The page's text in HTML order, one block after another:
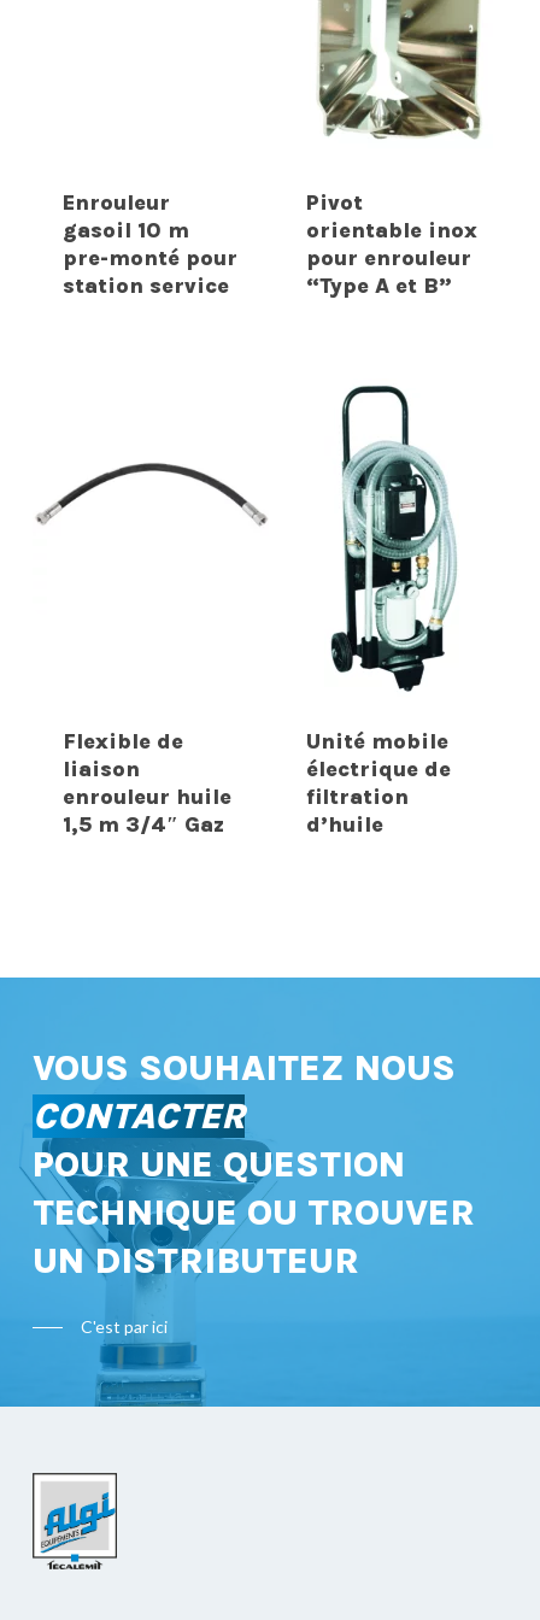
Enrouleur
gasoil 10 m
pre-monté pour
station service
Pivot
orientable inox
pour enrouleur
“Type A et B”
Flexible de
liaison
enrouleur huile
1,5 m 3/4″ Gaz
Unité mobile
électrique de
filtration
d’huile
VOUS SOUHAITEZ NOUS
CONTACTER
POUR UNE QUESTION
TECHNIQUE OU TROUVER
UN DISTRIBUTEUR
C'est par ici